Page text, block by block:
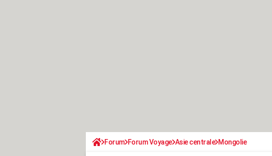
Forum Forum Voyage Asie centrale Mongolie